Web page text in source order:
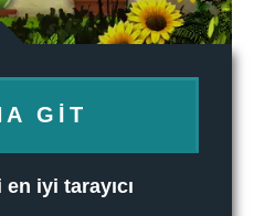
GIT
iyi tarayıcı